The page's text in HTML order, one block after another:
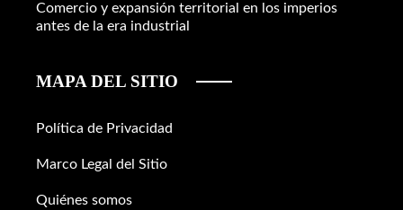
Comercio y expansión territorial en los imperios
antes de la era industrial
MAPA DEL SITIO
Política de Privacidad
Marco Legal del Sitio
Quiénes somos